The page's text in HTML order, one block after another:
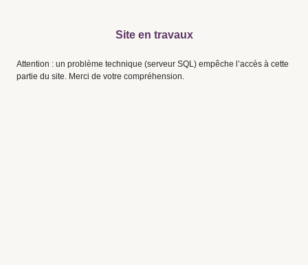
Site en travaux
Attention : un problème technique (serveur SQL) empêche l’accès à cette
partie du site. Merci de votre compréhension.